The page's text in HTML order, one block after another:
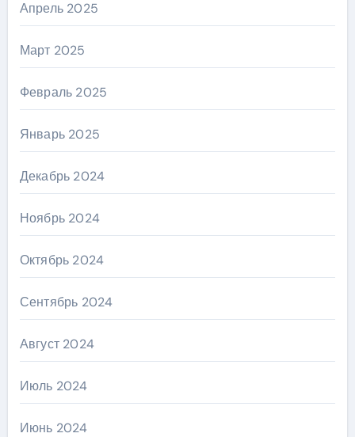
Апрель 2025
Март 2025
Февраль 2025
Январь 2025
Декабрь 2024
Ноябрь 2024
Октябрь 2024
Сентябрь 2024
Август 2024
Июль 2024
Июнь 2024